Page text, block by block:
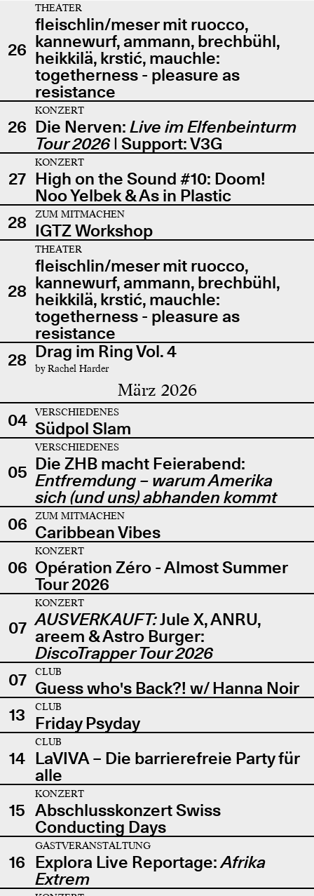
26
THEATER
fleischlin/meser mit ruocco,
kannewurf, ammann, brechbühl,
heikkilä, krstić, mauchle:
togetherness - pleasure as
resistance
26
KONZERT
Die Nerven: Live im Elfenbeinturm
Tour 2026| Support: V3G
27
KONZERT
High on the Sound #10: Doom!
Noo Yelbek & As in Plastic
28
ZUM MITMACHEN
IGTZ Workshop
28
THEATER
fleischlin/meser mit ruocco,
kannewurf, ammann, brechbühl,
heikkilä, krstić, mauchle:
togetherness - pleasure as
resistance
28 Drag im Ring Vol. 4
by Rachel Harder
März 2026
04 VERSCHIEDENES
Südpol Slam
05
VERSCHIEDENES
Die ZHB macht Feierabend:
Entfremdung – warum Amerika
sich (und uns) abhanden kommt
06
ZUM MITMACHEN
Caribbean Vibes
06
KONZERT
Opération Zéro - Almost Summer
Tour 2026
07
KONZERT
AUSVERKAUFT:Jule X, ANRU,
areem & Astro Burger:
DiscoTrapper Tour 2026
07
CLUB
Guess who's Back?! w/ Hanna Noir
13
CLUB
Friday Psyday
14
CLUB
LaVIVA – Die barrierefreie Party für
alle
15
KONZERT
Abschlusskonzert Swiss
Conducting Days
16
GASTVERANSTALTUNG
Explora Live Reportage:Afrika
Extrem